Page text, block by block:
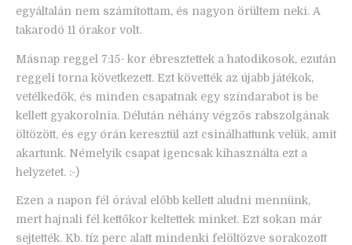
egyáltalán nem számítottam, és nagyon örültem neki. A
takarodó 11 órakor volt.
Másnap reggel 7:15- kor ébresztettek a hatodikosok, ezután
reggeli torna következett. Ezt követték az újabb játékok,
vetélkedők, és minden csapatnak egy színdarabot is be
kellett gyakorolnia. Délután néhány végzős rabszolgának
öltözött, és egy órán keresztül azt csinálhattunk velük, amit
akartunk. Némelyik csapat igencsak kihasználta ezt a
helyzetet. :-)
Ezen a napon fél órával előbb kellett aludni mennünk,
mert hajnali fél kettőkor keltettek minket. Ezt sokan már
sejtették. Kb. tíz perc alatt mindenki felöltözve sorakozott